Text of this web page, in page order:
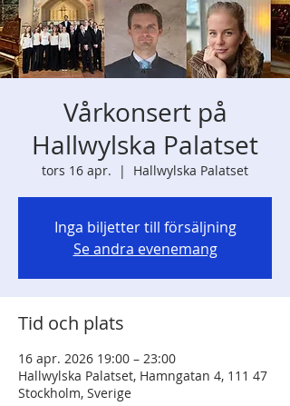
Vårkonsert på
Hallwylska Palatset
tors 16 apr.
  |
Hallwylska Palatset
Inga biljetter till försäljning
Se andra evenemang
Tid och plats
16 apr. 2026 19:00 – 23:00
Hallwylska Palatset, Hamngatan 4, 111 47
Stockholm, Sverige